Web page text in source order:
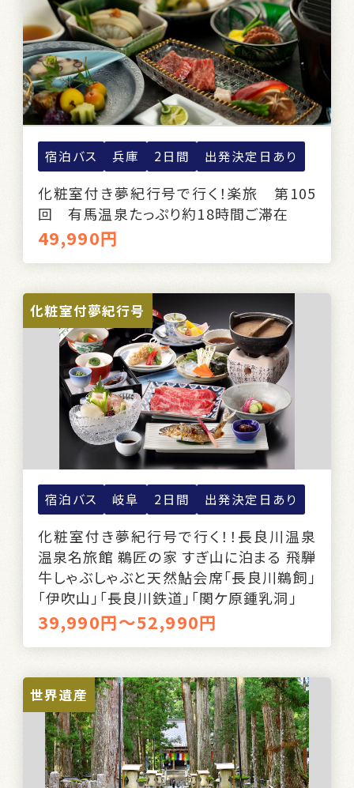
宿泊バス 兵庫 2日間 出発決定日あり
化粧室付き夢紀行号で行く！楽旅 第105
回 有馬温泉たっぷり約18時間ご滞在
49,990円
化粧室付夢紀行号
宿泊バス 岐阜 2日間 出発決定日あり
化粧室付き夢紀行号で行く！！長良川温泉
温泉名旅館 鵜匠の家 すぎ山に泊まる 飛騨
牛しゃぶしゃぶと天然鮎会席「長良川鵜飼」
「伊吹山」「長良川鉄道」「関ケ原鍾乳洞」
39,990円～52,990円
世界遺産